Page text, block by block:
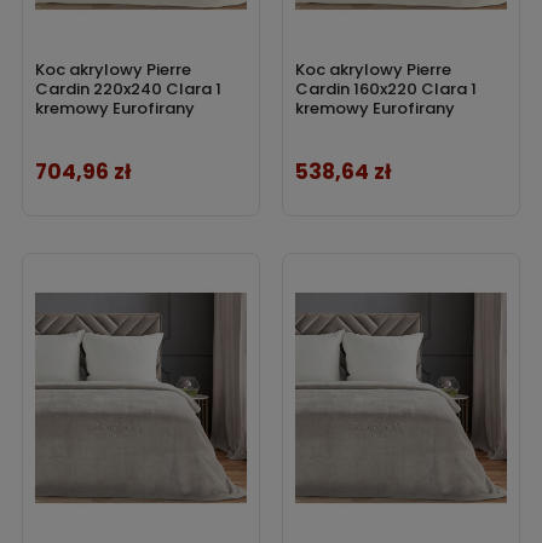
Koc akrylowy Pierre
Cardin 220x240 Clara 1
kremowy Eurofirany
Cena
704,96 zł
Koc akrylowy Pierre
Cardin 160x220 Clara 1
kremowy Eurofirany
Cena
538,64 zł